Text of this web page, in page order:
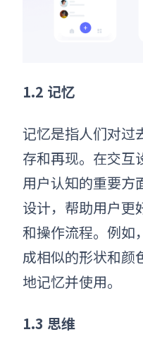
1.2 记忆
记忆是指人们对过
存和再现。在交互
用户认知的重要方
设计，帮助用户更
和操作流程。例如
成相似的形状和颜
地记忆并使用。
1.3 思维